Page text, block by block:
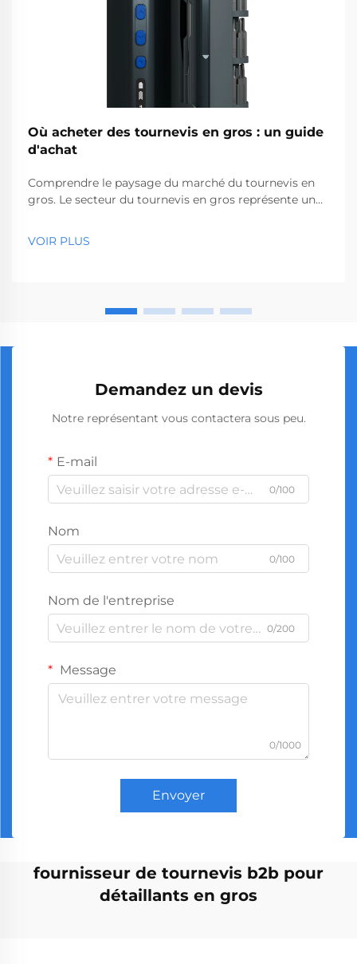
Où acheter des tournevis en gros : un guide
d'achat
Comprendre le paysage du marché du tournevis en
gros. Le secteur du tournevis en gros représente un
quincailleries aux sociétés de construction. Avec la
VOIR PLUS
Demandez un devis
Notre représentant vous contactera sous peu.
E-mail
0/100
Nom
0/100
Nom de l'entreprise
0/200
Message
0/1000
Envoyer
fournisseur de tournevis b2b pour
détaillants en gros